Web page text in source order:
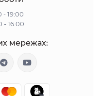
пропорції суміші
газу в з'єднаннях.
- 19:00
- 16:00
мережах: